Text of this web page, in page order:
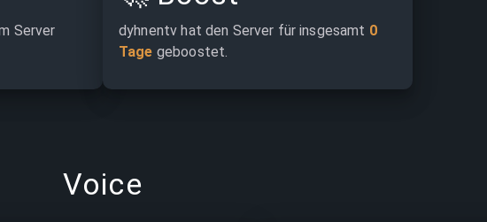
Server
dyhnentv hat den Server für insgesamt 0
Tage geboostet.
Voice